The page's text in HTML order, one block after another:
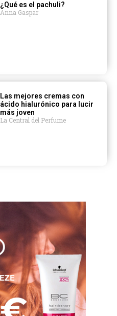
¿Qué es el pachuli?
Anna Gaspar
Las mejores cremas con
ácido hialurónico para lucir
más joven
La Central del Perfume